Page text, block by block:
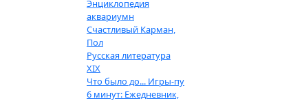
Энциклопедия
аквариумн
Счастливый Карман,
Пол
Русская литература
XIX
Что было до... Игры-пу
6 минут: Ежедневник,